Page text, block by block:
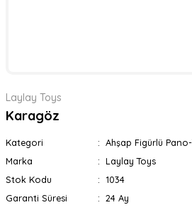
Laylay Toys
Karagöz
Kategori
Ahşap Figürlü
Marka
Laylay Toys
Stok Kodu
1034
Garanti Süresi
24 Ay